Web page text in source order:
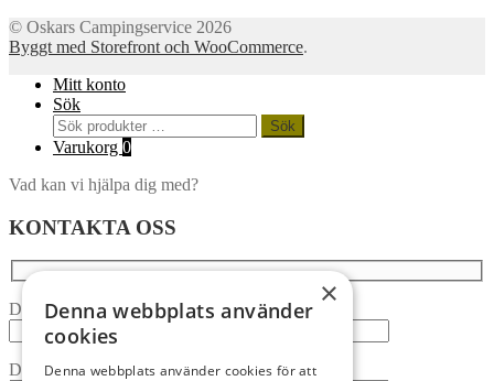
© Oskars Campingservice 2026
Byggt med Storefront och WooCommerce.
Mitt konto
Sök
Sök
efter:
Sök
Varukorg 0
Vad kan vi hjälpa dig med?
KONTAKTA OSS
Ditt namn
Din e-post
×
Denna webbplats använder
cookies
Denna webbplats använder cookies för att